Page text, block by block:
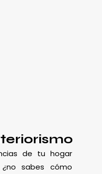
de tu hogar
sabes cómo